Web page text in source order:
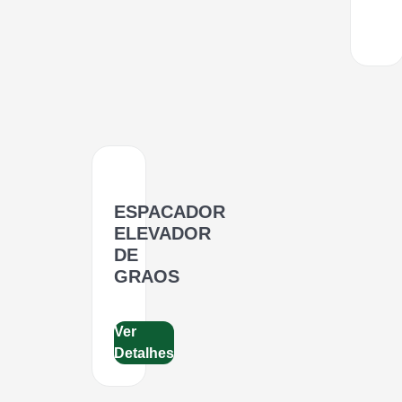
ESPACADOR
ELEVADOR
DE
GRAOS
Ver
Detalhes